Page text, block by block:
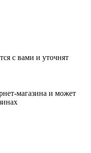
с вами и уточнят
магазина и может